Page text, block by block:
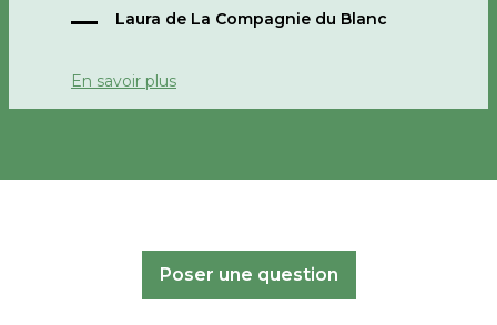
Laura de La Compagnie du Blanc
En savoir plus
Poser une question